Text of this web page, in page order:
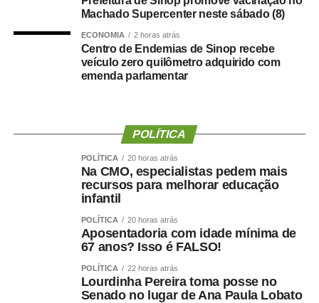
caderneta de vacinação atualizada”, afirmou.
Segundo o coordenador, a atualização do esquema
vacinal é fundamental para evitar o retorno de doenças já
controladas e reduzir o risco de complicações causadas
coletiva. Quando a população mantém a vacinação em
dia, protege a si mesma e também as pessoas mais
vulneráveis, como crianças, idosos e indivíduos com
baixa imunidade. Por isso, reforçamos o convite para que
todos aproveitem essa oportunidade e verifiquem a
O Machado Supercenter está localizado na Rua Alberto
que os moradores apresentem documento oficial com foto
e caderneta de vacinação durante o atendimento.
Machado Supercenter neste sábado (8)
ECONOMIA 2 horas atrás
Centro de Endemias de Sinop recebe
veículo zero quilômetro adquirido com
emenda parlamentar
POLÍTICA
POLÍTICA 20 horas atrás
Na CMO, especialistas pedem mais
recursos para melhorar educação
infantil
POLÍTICA 20 horas atrás
Aposentadoria com idade mínima de
67 anos? Isso é FALSO!
POLÍTICA 22 horas atrás
Lourdinha Pereira toma posse no
Senado no lugar de Ana Paula Lobato